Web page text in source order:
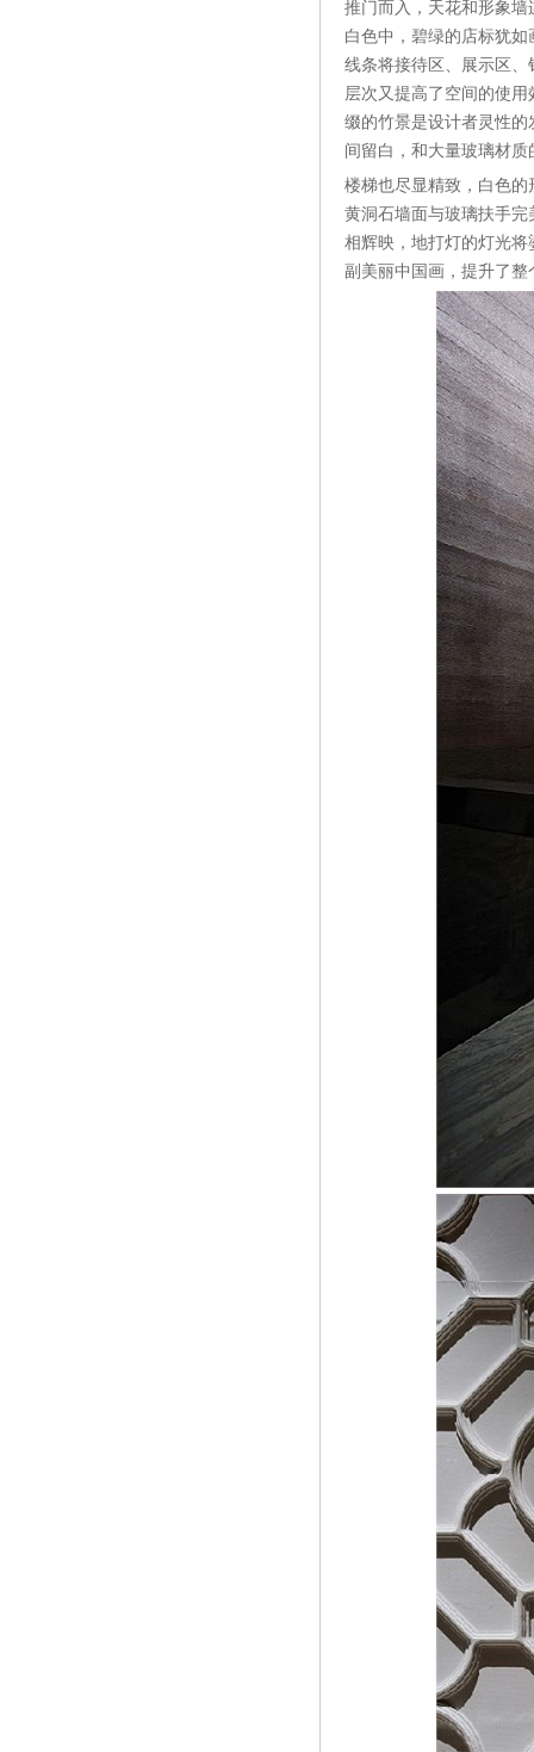
推门而入，天花和形象
白色中，碧绿的店标犹
线条将接待区、展示区
层次又提高了空间的使
缀的竹景是设计者灵性
间留白，和大量玻璃材
楼梯也尽显精致，白色
黄洞石墙面与玻璃扶手
相辉映，地打灯的灯光
副美丽中国画，提升了整